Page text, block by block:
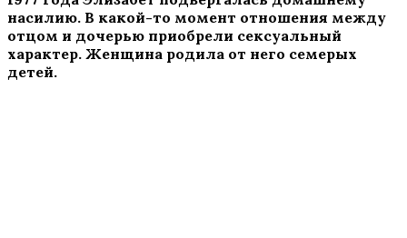
насилию. В какой-то момент отношения между
отцом и дочерью приобрели сексуальный
характер. Женщина родила от него семерых
детей.